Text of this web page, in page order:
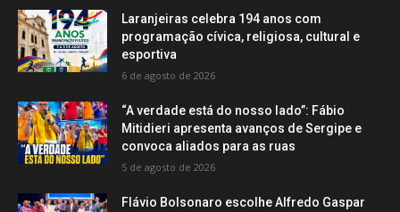
Laranjeiras celebra 194 anos com
programação cívica, religiosa, cultural e
esportiva
6 de agosto de 2026
“A verdade está do nosso lado”: Fábio
Mitidieri apresenta avanços de Sergipe e
convoca aliados para as ruas
5 de agosto de 2026
Flávio Bolsonaro escolhe Alfredo Gaspar